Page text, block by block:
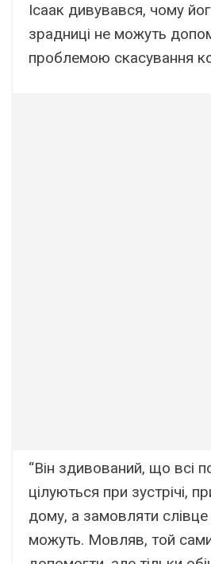
Ісаак дивувався, чому
зрадниці не можуть
проблемою скасування
“Він здивований, що всі
цілуються при зустрічі,
дому, а замовляти слівце
можуть. Мовляв, той